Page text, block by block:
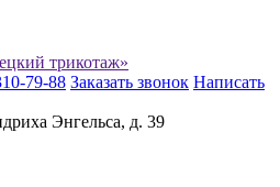
79-88 Заказать звонок Написать
Энгельса, д. 39